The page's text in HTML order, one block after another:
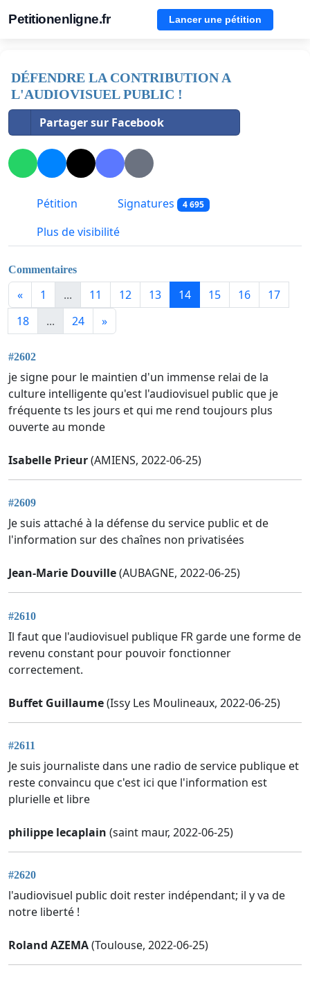
Petitionenligne.fr Lancer une pétition
DÉFENDRE LA CONTRIBUTION A
L'AUDIOVISUEL PUBLIC !
Partager sur Facebook
Pétition Signatures 4 695
Plus de visibilité
Commentaires
« 1 ... 11 12 13 14 15 16
17
18
... 24 »
#2602
je signe pour le maintien d'un immense relai de la
culture intelligente qu'est l'audiovisuel public que je
fréquente ts les jours et qui me rend toujours plus
ouverte au monde
Isabelle Prieur(AMIENS, 2022-06-25)
#2609
Je suis attaché à la défense du service public et de
l'information sur des chaînes non privatisées
Jean-Marie Douville(AUBAGNE, 2022-06-25)
#2610
Il faut que l'audiovisuel publique FR garde une forme de
revenu constant pour pouvoir fonctionner
correctement.
Buffet Guillaume(Issy Les Moulineaux, 2022-06-25)
#2611
Je suis journaliste dans une radio de service publique et
reste convaincu que c'est ici que l'information est
plurielle et libre
philippe lecaplain (saint maur, 2022-06-25)
#2620
l'audiovisuel public doit rester indépendant; il y va de
notre liberté !
Roland AZEMA(Toulouse, 2022-06-25)